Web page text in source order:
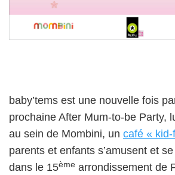
baby’tems est une nouvelle fois
prochaine After Mum-to-be Party,
au sein de Mombini, un café «
parents et enfants s’amusent et
dans le 15ème arrondissement de